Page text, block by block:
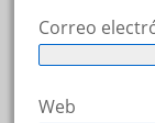
Correo
Web